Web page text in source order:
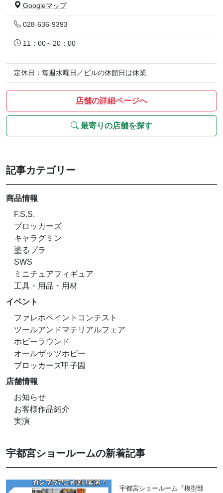
Googleマップ
028-636-9393
11：00～20：00
定休日：毎週水曜日／ビルの休館日は休業
店舗の詳細ページへ
最寄りの店舗を探す
記事カテゴリー
商品情報
F.S.S.
ブロッカーズ
キャラグミン
塗るプラ
SWS
ミニチュアフィギュア
工具・用品・用材
イベント
ファレホペイントコンテスト
ツールアンドマテリアルフェア
ホビーラウンド
オールザッツホビー
ブロッカーズ甲子園
店舗情報
お知らせ
お客様作品紹介
実演
宇都宮ショールームの新着記事
宇都宮ショールーム『模型部